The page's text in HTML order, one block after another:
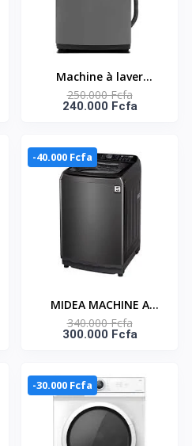
Machine à laver
automatique Midea –
14KG – Puissance 650W
haut – Essorage –
Rinçage –
MA200W140/G
250.000 Fcfa
240.000 Fcfa
-40.000 Fcfa
MIDEA MACHINE A
LAVER 16KG TOP LOAD
AUTOMATIQUE -
340.000 Fcfa
300.000 Fcfa
-30.000 Fcfa